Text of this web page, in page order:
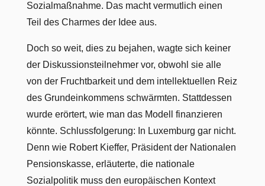
Sozialmaßnahme. Das macht vermutlich einen
Teil des Charmes der Idee aus.
Doch so weit, dies zu bejahen, wagte sich keiner
der Diskussionsteilnehmer vor, obwohl sie alle
von der Fruchtbarkeit und dem intellektuellen Reiz
des Grundeinkommens schwärmten. Stattdessen
wurde erörtert, wie man das Modell finanzieren
könnte. Schlussfolgerung: In Luxemburg gar nicht.
Denn wie Robert Kieffer, Präsident der Nationalen
Pensionskasse, erläuterte, die nationale
Sozialpolitik muss den europäischen Kontext